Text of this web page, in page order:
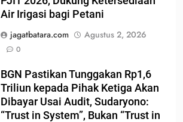
Air Irigasi bagi Petani
jagatbatara.com
Agustus 2, 2026
0
BGN Pastikan Tunggakan Rp1,6
Triliun kepada Pihak Ketiga Akan
Dibayar Usai Audit, Sudaryono:
“Trust in System”, Bukan “Trust in